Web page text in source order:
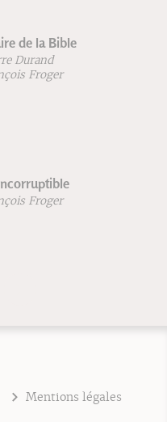
Mentions légales